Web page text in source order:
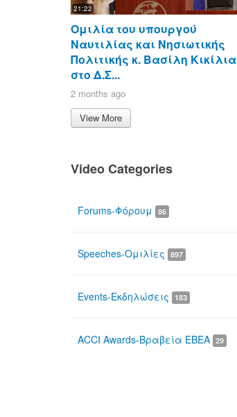
21:22
Ομιλία του υπουργού
Ναυτιλίας και Νησιωτικής
Πολιτικής κ. Βασίλη Κικίλια
στο Δ.Σ...
2 months ago
View More
Video Categories
Forums-Φόρουμ 86
Speeches-Ομιλίες 897
Events-Εκδηλώσεις 183
ACCI Awards-Βραβεία ΕΒΕΑ 29